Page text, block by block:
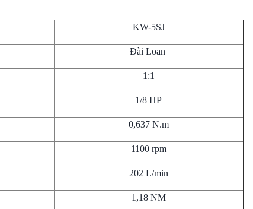
KW-5SJ
Đài Loan
1:1
1/8 HP
0,637 N.m
1100 rpm
202 L/min
1,18 NM